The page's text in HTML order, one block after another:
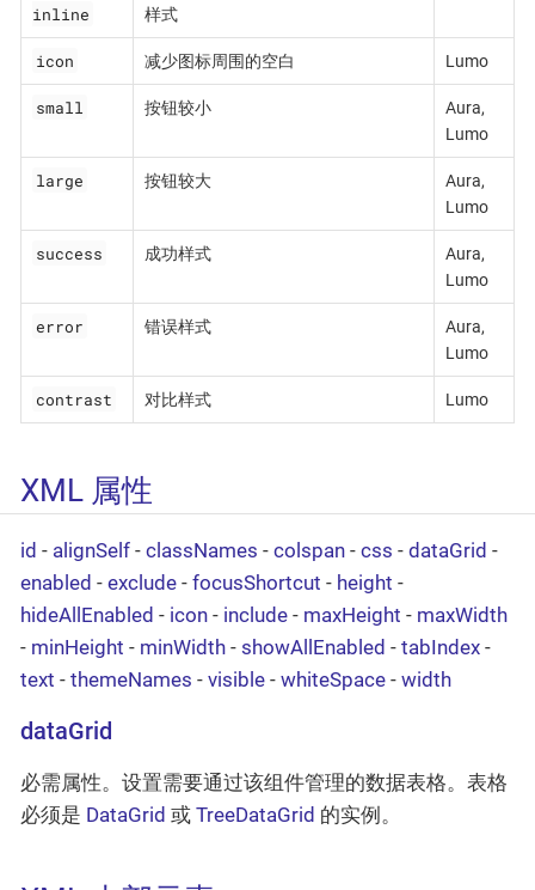
inline
样式
icon 减少图标周围的空白 Lumo
small 按钮较小
Aura,
Lumo
large 按钮较大
Aura,
Lumo
success 成功样式
Aura,
Lumo
error 错误样式
Aura,
Lumo
contrast 对比样式 Lumo
XML 属性
id - alignSelf - classNames - colspan - css - dataGrid -
enabled - exclude - focusShortcut - height -
hideAllEnabled - icon - include - maxHeight - maxWidth
- minHeight - minWidth - showAllEnabled - tabIndex -
text - themeNames - visible - whiteSpace - width
dataGrid
必需属性。设置需要通过该组件管理的数据表格。表格
必须是 DataGrid 或 TreeDataGrid 的实例。